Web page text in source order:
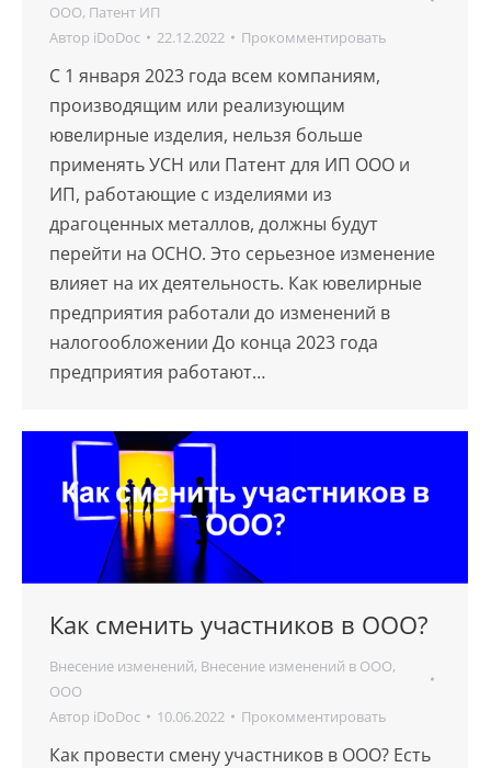
ООО, Патент ИП
Автор iDoDoc 22.12.2022 Прокомментировать
С 1 января 2023 года всем компаниям,
производящим или реализующим
ювелирные изделия, нельзя больше
применять УСН или Патент для ИП ООО и
ИП, работающие с изделиями из
драгоценных металлов, должны будут
перейти на ОСНО. Это серьезное изменение
влияет на их деятельность. Как ювелирные
предприятия работали до изменений в
налогообложении До конца 2023 года
предприятия работают…
Как сменить участников в ООО?
Внесение изменений, Внесение изменений в ООО,
ООО
Автор iDoDoc 10.06.2022 Прокомментировать
Как провести смену участников в ООО? Есть